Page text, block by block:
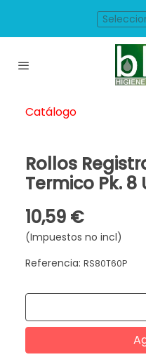
Catálogo
Rollos
Termico Pk. 8
10,59 €
(Impuestos no incl)
Referencia: RS80T60P